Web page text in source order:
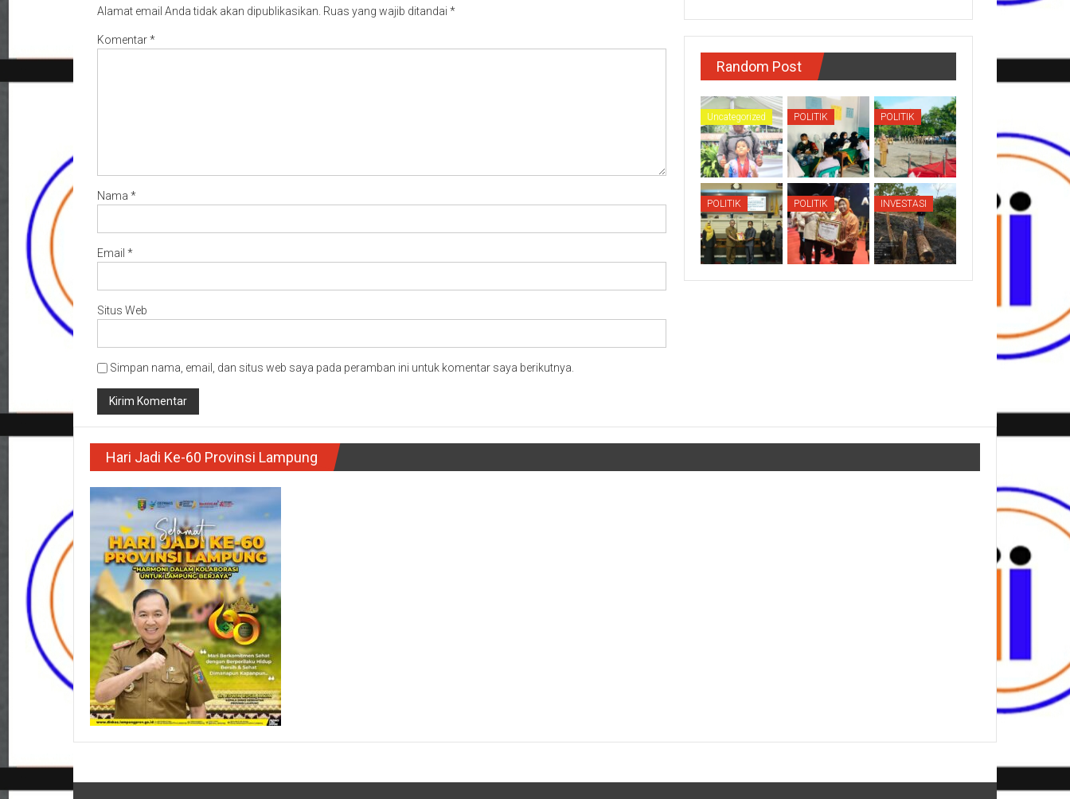
Alamat email Anda tidak akan dipublikasikan. Ruas yang wajib ditandai *
Komentar*
Nama *
Email *
Situs Web
Simpan nama, email, dan situs web saya pada peramban ini untuk komentar saya berikutnya.
Random Post
Uncategorized POLITIK POLITIK
POLITIK POLITIK INVESTASI
Hari Jadi Ke-60 Provinsi Lampung